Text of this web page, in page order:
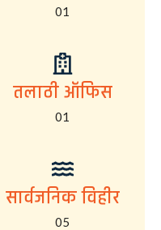
01
तलाठी ऑफिस
01
सार्वजनिक विहीर
05